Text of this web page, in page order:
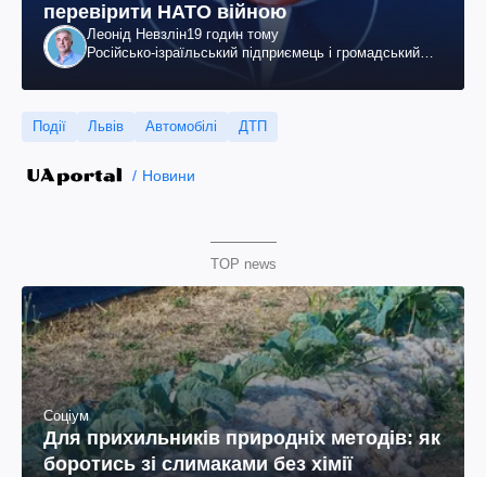
перевірити НАТО війною
Леонід Невзлін19 годин тому
Російсько-ізраїльський підприємець і громадський
Події Львів Автомобілі ДТП
Новини
TOP news
Соціум
Для прихильників природніх методів: як
боротись зі слимаками без хімії